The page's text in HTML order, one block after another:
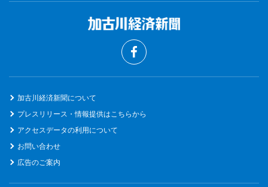
加古川経済新聞について
プレスリリース・情報提供はこちらから
アクセスデータの利用について
お問い合わせ
広告のご案内